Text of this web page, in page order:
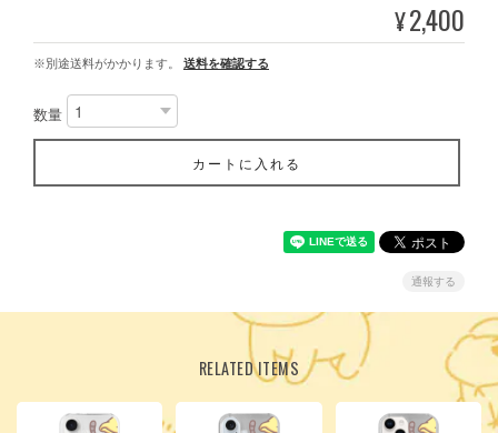
¥2,400
※別途送料がかかります。 送料を確認する
数量
カートに入れる
通報する
RELATED ITEMS